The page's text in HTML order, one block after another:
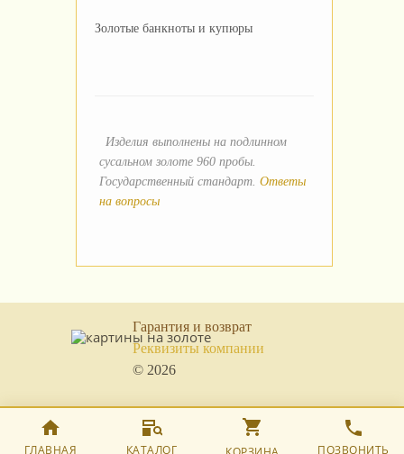
Золотые банкноты и купюры
Изделия выполнены на подлинном
сусальном золоте 960 пробы.
Государственный стандарт. Ответы
на вопросы
Гарантия и возврат
Реквизиты компании
© 2026
ГЛАВНАЯ КАТАЛОГ ПОЗВОНИТЬ